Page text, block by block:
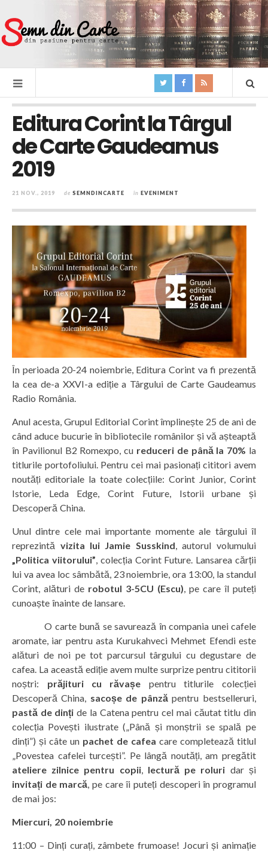
Editura Corint la Târgul
de Carte Gaudeamus
2019
21 NOV., 2019 de SEMNDINCARTE în EVENIMENT
În perioada 20-24 noiembrie, Editura Corint va fi prezentă
la cea de-a XXVI-a ediție a Târgului de Carte Gaudeamus
Radio România.
Anul acesta, Grupul Editorial Corint împlinește 25 de ani de
când aduce bucurie în bibliotecile românilor și vă așteaptă
în Pavilionul B2 Romexpo, cu reduceri de până la 70% la
titlurile portofoliului. Pentru cei mai pasionați cititori avem
noutăți editoriale la toate colecțiile: Corint Junior, Corint
Istorie, Leda Edge, Corint Future, Istorii urbane și
Descoperă China.
Unul dintre cele mai importante momente ale târgului îl
reprezintă vizita lui Jamie Susskind, autorul volumului
„Politica viitorului”, colecția Corint Future. Lansarea cărții
lui va avea loc sâmbătă, 23 noiembrie, ora 13:00, la standul
Corint, alături de robotul 3-5CU (Escu), pe care îl puteți
cunoaște înainte de lansare.
O carte bună se savurează în compania unei cafele
aromate, iar pentru asta Kurukahveci Mehmet Efendi este
alături de noi pe tot parcursul târgului cu degustare de
cafea. La această ediție avem multe surprize pentru cititorii
noștri: prăjituri cu răvașe pentru titlurile colecției
Descoperă China, sacoșe de pânză pentru bestselleruri,
pastă de dinți de la Catena pentru cel mai căutat titlu din
colecția Povești ilustrate („Până și monștrii se spală pe
dinți”) și câte un pachet de cafea care completează titlul
„Povestea cafelei turcești”. Pe lângă noutăți, am pregătit
ateliere zilnice pentru copii, lectură pe roluri dar și
invitați de marcă, pe care îi puteți descoperi în programul
de mai jos:
Miercuri, 20 noiembrie
11:00 – Dinți curați, zâmbete frumoase! Jocuri și animație